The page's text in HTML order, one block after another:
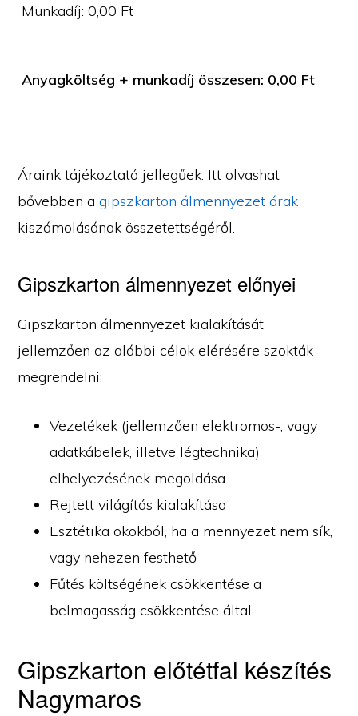
Munkadíj:0,00 Ft
Anyagköltség + munkadíj összesen: 0,00 Ft
Áraink tájékoztató jellegűek. Itt olvashat
bővebben agipszkarton álmennyezet árak
kiszámolásának összetettségéről.
Gipszkarton álmennyezet előnyei
Gipszkarton álmennyezet kialakítását
jellemzően az alábbi célok elérésére szokták
megrendelni:
Vezetékek (jellemzően elektromos-, vagy
adatkábelek, illetve légtechnika)
elhelyezésének megoldása
Rejtett világítás kialakítása
Esztétika okokból, ha a mennyezet nem sík,
vagy nehezen festhető
Fűtés költségének csökkentése a
belmagasság csökkentése által
Gipszkarton előtétfal készítés
Nagymaros